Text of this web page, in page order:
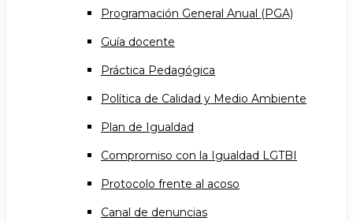
Programación General Anual (PGA)
Guía docente
Práctica Pedagógica
Política de Calidad y Medio Ambiente
Plan de Igualdad
Compromiso con la Igualdad LGTBI
Protocolo frente al acoso
Canal de denuncias